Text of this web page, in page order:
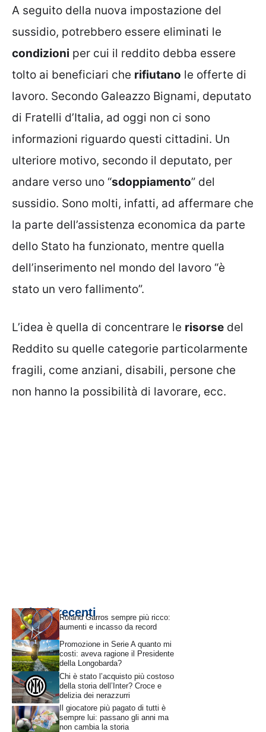
A seguito della nuova impostazione del
sussidio, potrebbero essere eliminati le
condizioni per cui il reddito debba essere
tolto ai beneficiari che rifiutano le offerte di
lavoro. Secondo Galeazzo Bignami, deputato
di Fratelli d’Italia, ad oggi non ci sono
informazioni riguardo questi cittadini. Un
ulteriore motivo, secondo il deputato, per
andare verso uno “sdoppiamento” del
sussidio. Sono molti, infatti, ad affermare che
la parte dell’assistenza economica da parte
dello Stato ha funzionato, mentre quella
dell’inserimento nel mondo del lavoro “è
stato un vero fallimento”.
L’idea è quella di concentrare le risorse del
Reddito su quelle categorie particolarmente
fragili, come anziani, disabili, persone che
non hanno la possibilità di lavorare, ecc.
Articoli recentiRoland Garros sempre più ricco:
aumenti e incasso da record
Promozione in Serie A quanto mi
costi: aveva ragione il Presidente
della Longobarda?
Chi è stato l’acquisto più costoso
della storia dell’Inter? Croce e
delizia dei nerazzurri
Il giocatore più pagato di tutti è
sempre lui: passano gli anni ma
non cambia la storia